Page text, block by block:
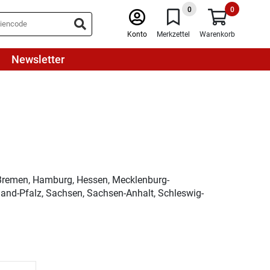
Konto
0
Merkzettel
0
Warenkorb
Newsletter
Hamburg, Hessen, Mecklenburg-
Pfalz, Sachsen, Sachsen-Anhalt, Schleswig-